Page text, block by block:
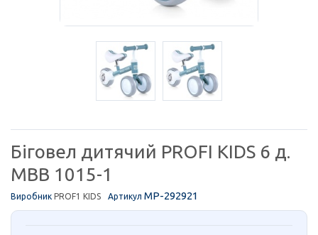
Біговел дитячий PROFI KIDS 6 д.
MBB 1015-1
Виробник PROF1 KIDS Артикул MP-292921